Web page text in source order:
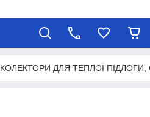
КОЛЕКТОРИ ДЛЯ ТЕПЛОЇ